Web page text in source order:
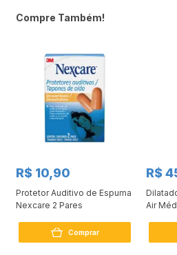
Compre Também!
R$ 10,90
Protetor Auditivo de Espuma
Nexcare 2 Pares
Comprar
R$
Air